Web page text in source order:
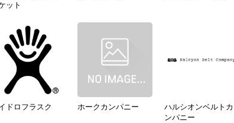
ット
ドロフラスク ホークカンパニー
ハルシオンベルトカ
ンパニー